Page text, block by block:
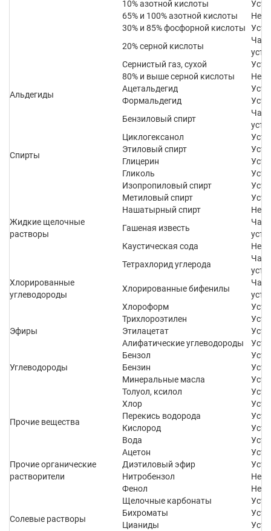
10% азотной кислоты
65% и 100% азотной кислоты
Не
30% и 85% фосфорной кислоты
20% серной кислоты
Сернистый газ, сухой
80% и выше серной кислоты
Не
Альдегиды
Ацетальдегид
Формальдегид
Спирты
Бензиловый спирт
Циклогексанол
Этиловый спирт
Глицерин
Гликоль
Изопропиловый спирт
Метиловый спирт
Жидкие щелочные
растворы
Нашатырный спирт
Не
Гашеная известь
Каустическая сода
Не
Хлорированные
углеводороды
Тетрахлорид углерода
Хлорированные бифенилы
Хлороформ
Трихлороэтилен
Эфиры
Этилацетат
Углеводороды
Алифатические углеводороды
Бензол
Бензин
Минеральные масла
Толуол, ксилол
Прочие вещества
Хлор
Перекись водорода
Кислород
Вода
Прочие органические
растворители
Ацетон
Диэтиловый эфир
Нитробензол
Не
Фенол
Не
Солевые растворы
Щелочные карбонаты
Бихроматы
Цианиды